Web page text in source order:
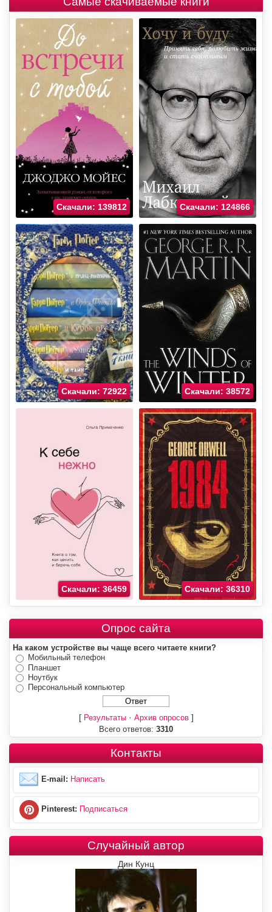
Скачали: 139812 Скачали: 124866
Скачали: 72922 Скачали: 38572
Скачали: 36459 Скачали: 36310
Опрос сайта
На каком устройстве вы чаще всего читаете книги?
Мобильный телефон
Планшет
Ноутбук
Персональный компьютер
[ Результаты· Архив опросов]
Всего ответов: 3310
Контакты
E-mail: Написать
Pinterest: Подписаться
Случайный автор
Дин Кунц